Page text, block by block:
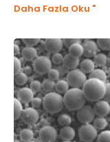
Daha Fazla Oku "